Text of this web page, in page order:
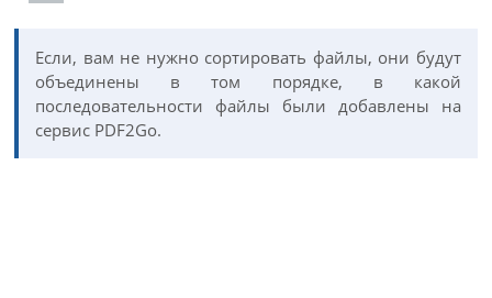
Если, вам не нужно сортировать файлы, они будут
объединены в том порядке, в какой
последовательности файлы были добавлены на
сервис PDF2Go.